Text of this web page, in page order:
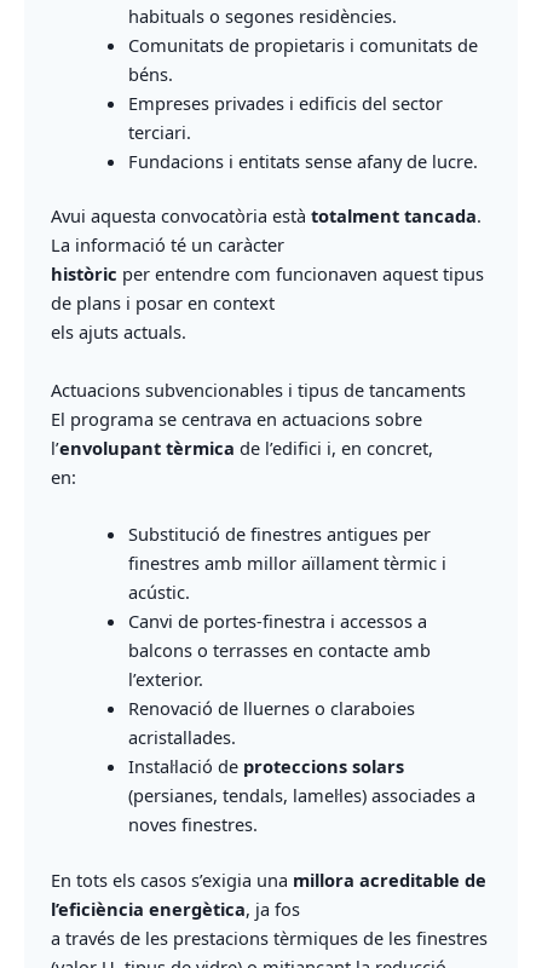
habituals o segones residències.
Comunitats de propietaris i comunitats de
béns.
Empreses privades i edificis del sector
terciari.
Fundacions i entitats sense afany de lucre.
Avui aquesta convocatòria està totalment tancada.
La informació té un caràcter
històric per entendre com funcionaven aquest tipus
de plans i posar en context
els ajuts actuals.
Actuacions subvencionables i tipus de tancaments
El programa se centrava en actuacions sobre
l’envolupant tèrmica de l’edifici i, en concret,
en:
Substitució de finestres antigues per
finestres amb millor aïllament tèrmic i
acústic.
Canvi de portes‑finestra i accessos a
balcons o terrasses en contacte amb
l’exterior.
Renovació de lluernes o claraboies
acristallades.
Instal·lació de proteccions solars
(persianes, tendals, lamel·les) associades a
noves finestres.
En tots els casos s’exigia una millora acreditable de
l’eficiència energètica, ja fos
a través de les prestacions tèrmiques de les finestres